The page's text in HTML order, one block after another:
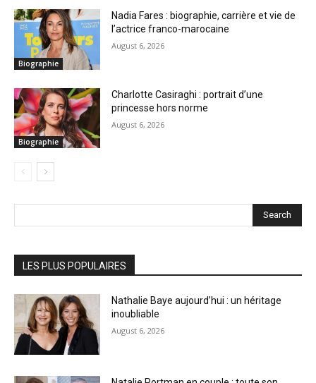
Biographie
Nadia Fares : biographie, carrière et vie de
l’actrice franco-marocaine
August 6, 2026
Biographie
Charlotte Casiraghi : portrait d’une
princesse hors norme
August 6, 2026
Search
LES PLUS POPULAIRES
Nathalie Baye aujourd’hui : un héritage
inoubliable
August 6, 2026